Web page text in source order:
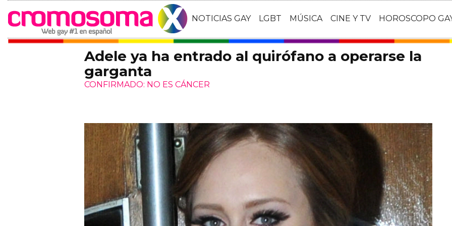
NOTICIAS GAY LGBT MÚSICA CINE Y TV HOROSCOPO
Adele ya ha entrado al quirófano a operarse la
garganta
CONFIRMADO: NO ES CÁNCER